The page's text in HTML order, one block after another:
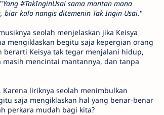
Yang #TakInginUsai sama mantan mana
biar kalo nangis ditemenin Tak Ingin Usai."
seolah menjelaskan jika Keisya
mengiklaskan begitu saja kepergian orang
Keisya tak tegar menjalani hidup,
mencintai mantannya, dan tanpa
liriknya seolah menimbulkan
saja mengiklaskan hal yang benar-benar
perkara mudah bagi kita?